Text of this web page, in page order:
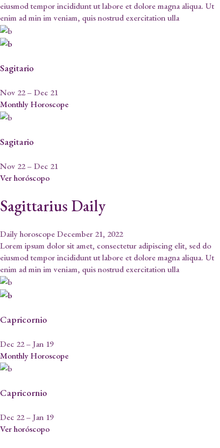
eiusmod tempor incididunt ut labore et dolore magna aliqua. Ut
enim ad min im veniam, quis nostrud exercitation ulla
Sagitario
Nov 22 – Dec 21
Monthly Horoscope
Sagitario
Nov 22 – Dec 21
Ver horóscopo
Sagittarius Daily
Daily horoscope December 21, 2022
Lorem ipsum dolor sit amet, consectetur adipiscing elit, sed do
eiusmod tempor incididunt ut labore et dolore magna aliqua. Ut
enim ad min im veniam, quis nostrud exercitation ulla
Capricornio
Dec 22 – Jan 19
Monthly Horoscope
Capricornio
Dec 22 – Jan 19
Ver horóscopo